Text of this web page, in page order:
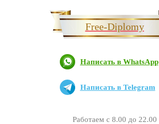
Free-Diplomy
Написать в WhatsApp
Написать в Telegram
Работаем с 8.00 до 22.00